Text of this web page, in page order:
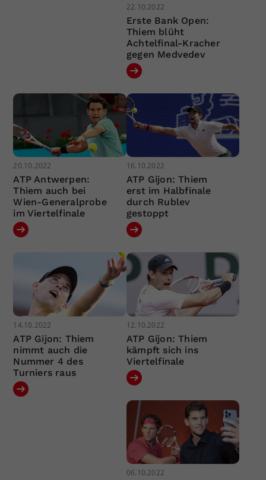
22.10.2022
Erste Bank Open:
Thiem blüht
Achtelfinal-Kracher
gegen Medvedev
20.10.2022
ATP Antwerpen:
Thiem auch bei
Wien-Generalprobe
im Viertelfinale
16.10.2022
ATP Gijon: Thiem
erst im Halbfinale
durch Rublev
gestoppt
14.10.2022
ATP Gijon: Thiem
nimmt auch die
Nummer 4 des
Turniers raus
12.10.2022
ATP Gijon: Thiem
kämpft sich ins
Viertelfinale
06.10.2022